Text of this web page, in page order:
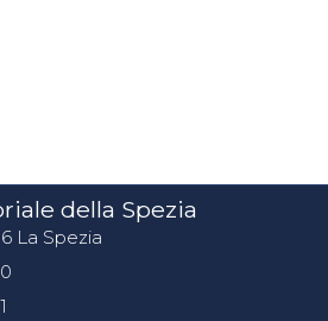
della Spezia
La Spezia